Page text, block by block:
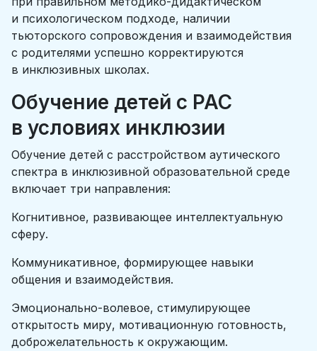
и психологическом подходе, наличии
тьюторского сопровождения и взаимодействия
с родителями успешно корректируются
в инклюзивных школах.
Обучение детей с РАС
в условиях инклюзии
Обучение детей с расстройством аутического
спектра в инклюзивной образовательной среде
включает три направления:
Когнитивное, развивающее интеллектуальную
сферу.
Коммуникативное, формирующее навыки
общения и взаимодействия.
Эмоционально-волевое, стимулирующее
открытость миру, мотивационную готовность,
доброжелательность к окружающим.